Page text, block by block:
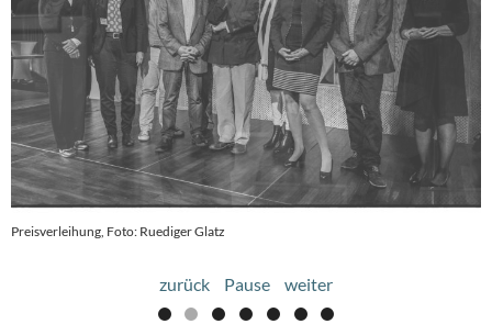
Preisverleihung, Foto: Ruediger Glatz
Preisverleihung, Foto: Ruediger Glatz
zurück Pause weiter